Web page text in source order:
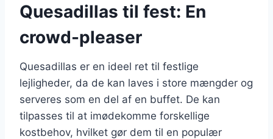
Quesadillas til fest: En
crowd-pleaser
Quesadillas er en ideel ret til festlige
lejligheder, da de kan laves i store mængder og
serveres som en del af en buffet. De kan
tilpasses til at imødekomme forskellige
kostbehov, hvilket gør dem til en populær